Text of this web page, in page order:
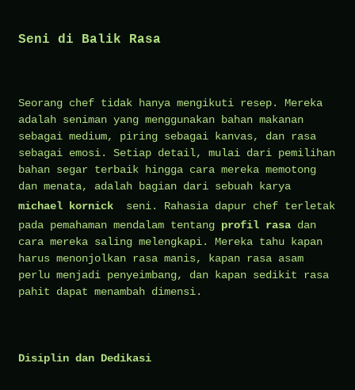
Seni di Balik Rasa
Seorang chef tidak hanya mengikuti resep. Mereka
adalah seniman yang menggunakan bahan makanan
sebagai medium, piring sebagai kanvas, dan rasa
sebagai emosi. Setiap detail, mulai dari pemilihan
bahan segar terbaik hingga cara mereka memotong
dan menata, adalah bagian dari sebuah karya
michael kornick seni. Rahasia dapur chef terletak
pada pemahaman mendalam tentang profil rasa dan
cara mereka saling melengkapi. Mereka tahu kapan
harus menonjolkan rasa manis, kapan rasa asam
perlu menjadi penyeimbang, dan kapan sedikit rasa
pahit dapat menambah dimensi.
Disiplin dan Dedikasi